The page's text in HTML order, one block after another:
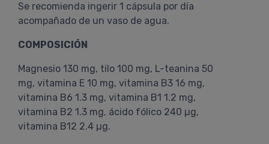
Se recomienda ingerir 1 cápsula por día
acompañado de un vaso de agua.
COMPOSICIÓN
Magnesio 130 mg, tilo 100 mg, L-teanina 50
mg, vitamina E 10 mg, vitamina B3 16 mg,
vitamina B6 1.3 mg, vitamina B1 1.2 mg,
vitamina B2 1.3 mg, ácido fólico 240 µg,
vitamina B12 2.4 µg.